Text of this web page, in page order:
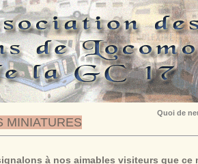
MINIATURES
Quoi de
à nos aimables visiteurs que ce